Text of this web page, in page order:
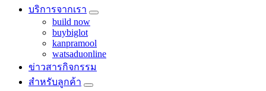
บริการจากเรา
build now
buybiglot
kanpramool
watsaduonline
ข่าวสารกิจกรรม
สำหรับลูกค้า